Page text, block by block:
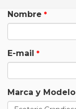
Nombre
E-mail
Marca y Modelo